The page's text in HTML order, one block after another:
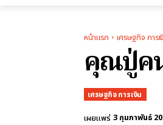
หน้าแรก เศรษฐกิจ การเ
คุณปู่ค
เศรษฐกิจ การเงิน
เผยแพร่ 3 กุมภาพันธ์